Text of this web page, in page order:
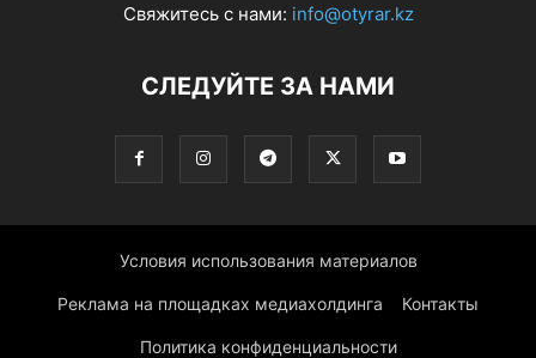
Свяжитесь с нами: info@otyrar.kz
СЛЕДУЙТЕ ЗА НАМИ
Условия использования материалов
Реклама на площадках медиахолдинга Контакты
Политика конфиденциальности